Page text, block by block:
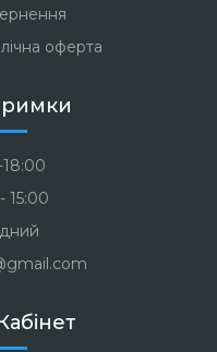
оферта
15:00